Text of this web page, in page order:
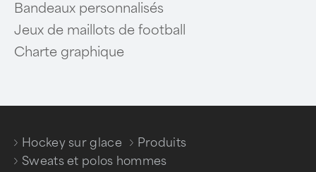
Bandeaux personnalisés
Jeux de maillots de football
Charte graphique
Hockey sur glace
/
Produits
/
Sweats et polos hommes